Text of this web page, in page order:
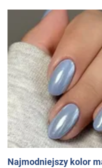
Najmodniejszy kolor